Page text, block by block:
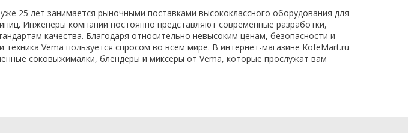
25 лет занимается рыночными поставками высококлассного оборудования для
Инженеры компании постоянно представляют современные разработки,
качества. Благодаря относительно невысоким ценам, безопасности и
техника Vema пользуется спросом во всем мире. В интернет-магазине KofeMart.ru
соковыжималки, блендеры и миксеры от Vema, которые прослужат вам